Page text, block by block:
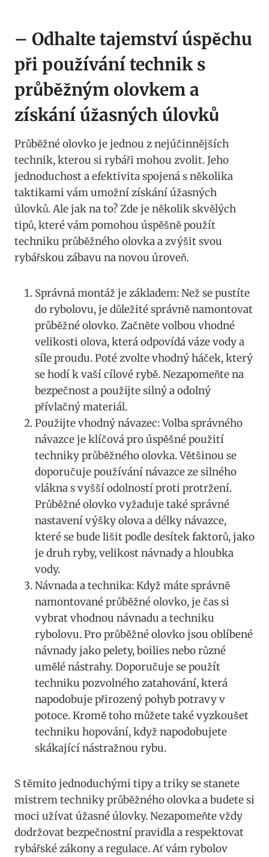
– Odhalte tajemství úspěchu
při používání technik s
⁢průběžným olovkem ⁤a
získání úžasných úlovků
Průběžné ‍olovko​ je jednou z ‌nejúčinnějších ​
technik, kterou ⁣si rybáři ‌mohou zvolit. Jeho
jednoduchost a ⁣efektivita spojená s ‍několika‍
taktikami⁣ vám umožní získání ‌úžasných
úlovků. ‍Ale jak na to? Zde⁣ je ​několik ‌skvělých
tipů, které vám pomohou úspěšně použít⁣
techniku průběžného‍ olovka a zvýšit svou
rybářskou zábavu na novou úroveň.
Správná montáž je ⁤základem: Než se pustíte‌
do rybolovu, je ​důležité správně namontovat
průběžné olovko. Začněte volbou vhodné
velikosti olova, která odpovídá⁣ váze vody a
síle proudu. Poté zvolte vhodný háček, který
⁣se hodí ⁢k ⁣vaší cílové rybě. Nezapomeňte na
bezpečnost a použijte ‌silný a⁤ odolný
přívlačný materiál.
Použijte vhodný návazec:⁢ Volba správného
návazce ‌je klíčová pro⁢ úspěšné použití
‌techniky ‌průběžného olovka. Většinou ⁤se
doporučuje používání návazce ze silného
vlákna s vyšší ​odolností proti protržení.
Průběžné olovko ​vyžaduje také správné
nastavení výšky olova ⁤a⁢ délky návazce,
které se bude lišit podle desítek faktorů, jako
⁣je druh ryby, velikost​ návnady a hloubka
vody.
Návnada a technika: Když máte správně‌
namontované průběžné‌ olovko, je čas si
vybrat vhodnou návnadu a techniku
rybolovu.‍ Pro průběžné olovko jsou oblíbené
návnady jako⁣ pelety, ⁤boilies ⁣nebo ⁢různé
umělé nástrahy. Doporučuje se použít
techniku pozvolného zatahování, která
‍napodobuje přirozený pohyb ⁢potravy v
‌potoce. Kromě‌ toho můžete‌ také vyzkoušet
techniku ⁢hopování, když⁣ napodobujete
skákající nástražnou​ rybu.
S těmito jednoduchými ⁢tipy a triky se stanete
mistrem techniky průběžného olovka a budete si
moci⁢ užívat úžasné úlovky.⁤ Nezapomeňte ‍vždy‍
dodržovat bezpečnostní pravidla a respektovat
rybářské⁣ zákony a regulace. Ať vám rybolov